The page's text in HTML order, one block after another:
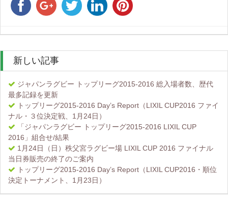
新しい記事
ジャパンラグビー トップリーグ2015-2016 総入場者数、歴代
最多記録を更新
トップリーグ2015-2016 Day’s Report（LIXIL CUP2016 ファイ
ナル・３位決定戦、1月24日）
「ジャパンラグビー トップリーグ2015-2016 LIXIL CUP
2016」組合せ/結果
1月24日（日）秩父宮ラグビー場 LIXIL CUP 2016 ファイナル
当日券販売の終了のご案内
トップリーグ2015-2016 Day’s Report（LIXIL CUP2016・順位
決定トーナメント、1月23日）